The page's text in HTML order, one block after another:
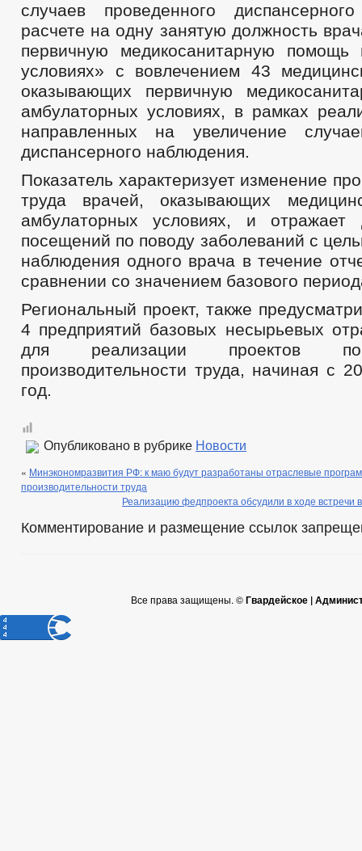
случаев проведенного
расчете на одну занятую должность
первичную медикосанитарную помощь
условиях» с вовлечением 43
оказывающих первичную
амбулаторных условиях, в рамках
направленных на увеличение
диспансерного наблюдения.
Показатель характеризует изменение
труда врачей, оказывающих
амбулаторных условиях, и отражает
посещений по поводу заболеваний с
наблюдения одного врача в течение
сравнении со значением базового
Региональный проект, также
4 предприятий базовых несырьевых
для реализации проектов
производительности труда, начиная с
год.
Опубликовано в рубрике Новости
« Минэкономразвития РФ: к маю будут разработаны отраслевые
производительности труда
Реализацию федпроекта обсудили в ходе встречи
Комментирование и размещение ссылок
Все права защищены. ©Гвардейское |